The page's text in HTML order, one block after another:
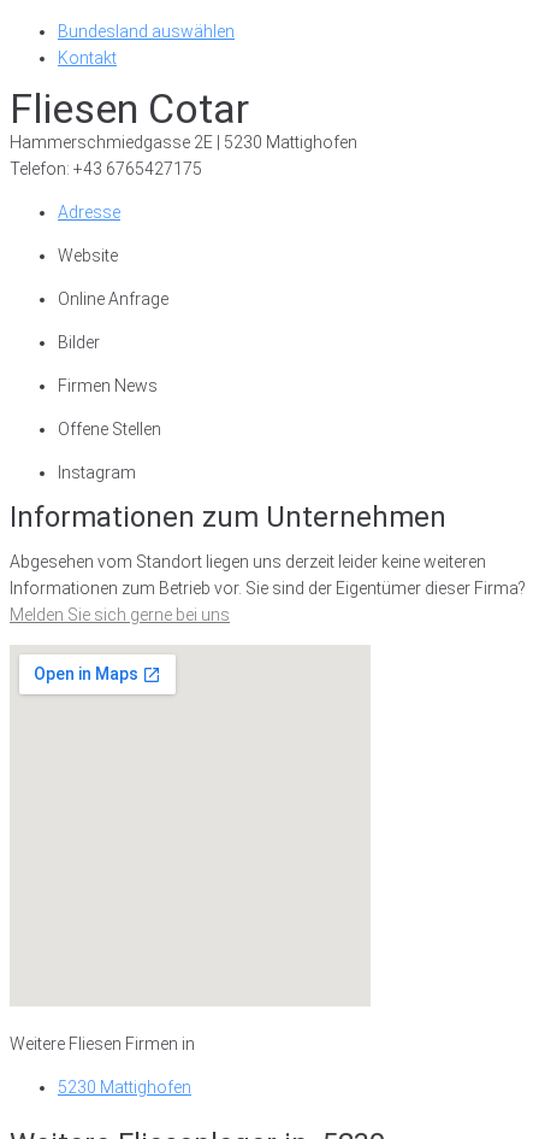
Bundesland auswählen
Kontakt
Fliesen Cotar
Hammerschmiedgasse 2E | 5230 Mattighofen
Telefon: +43 6765427175
Adresse
Website
Online Anfrage
Bilder
Firmen News
Offene Stellen
Instagram
Informationen zum Unternehmen
Abgesehen vom Standort liegen uns derzeit leider keine weiteren
Informationen zum Betrieb vor. Sie sind der Eigentümer dieser Firma?
Melden Sie sich gerne bei uns
Weitere Fliesen Firmen in
5230 Mattighofen